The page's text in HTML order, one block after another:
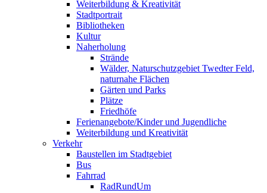
Weiterbildung & Kreativität
Stadtportrait
Bibliotheken
Kultur
Naherholung
Strände
Wälder, Naturschutzgebiet Twedter Feld,
naturnahe Flächen
Gärten und Parks
Plätze
Friedhöfe
Ferienangebote/Kinder und Jugendliche
Weiterbildung und Kreativität
Verkehr
Baustellen im Stadtgebiet
Bus
Fahrrad
RadRundUm